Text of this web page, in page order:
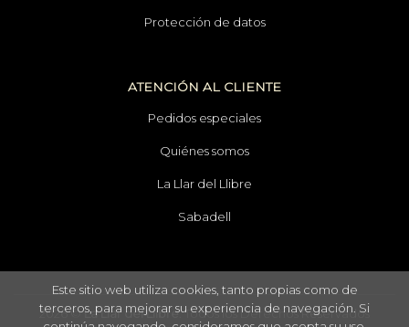
Protección de datos
ATENCIÓN AL CLIENTE
Pedidos especiales
Quiénes somos
La Llar del Llibre
Sabadell
2026 ©La Llar del Llibre. Todos los Derechos Reservados
Este sitio web utiliza cookies, tanto propias como de
terceros, para mejorar su experiencia de navegación. Si